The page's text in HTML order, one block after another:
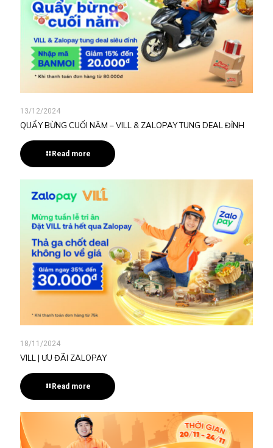
13/12/2024
QUẨY BỪNG CUỐI NĂM – VILL & ZALOPAY TUNG DEAL ĐỈNH
Read more
18/11/2024
VILL | ƯU ĐÃI ZALOPAY
Read more